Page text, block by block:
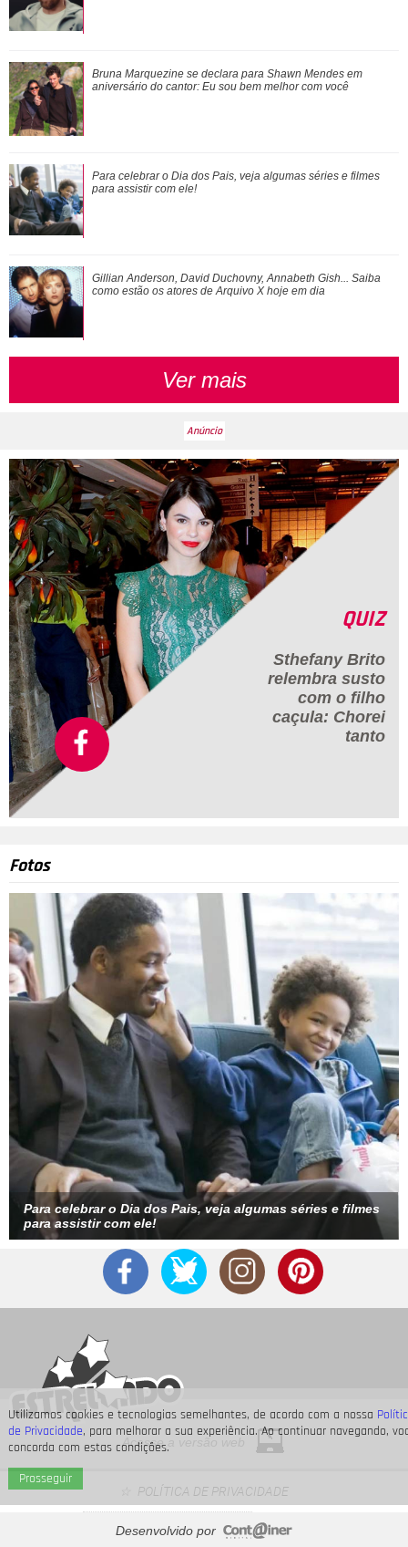
Utilizamos cookies e tecnologias semelhantes, de acordo com a nossa
de Privacidade, para melhorar a sua experiência. Ao continuar navegando,
concorda com estas condições.
Prosseguir
Para celebrar o Dia dos Pais, veja algumas séries e filmes
para assistir com ele!
Ariana Grande faz desabafo em show sobre decisão de
pausar a carreira: Não foi uma reação...
Herança, cinebiografia, relatos de familiares... Relembre as
polêmicas póstumas de Whitney...
Bruna Marquezine se declara para Shawn Mendes em
aniversário do cantor: Eu sou bem melhor com você
Para celebrar o Dia dos Pais, veja algumas séries e filmes
para assistir com ele!
Gillian Anderson, David Duchovny, Annabeth Gish... Saiba
como estão os atores deArquivo X hoje em dia
Ver mais
QUIZ
Sthefany Brito
relembra susto
com o filho
caçula: Chorei
tanto
Fotos
Para celebrar o Dia dos Pais, veja algumas séries e filmes
para assistir com ele!
Acesse a versão web
POLÍTICA DE PRIVACIDADE
Desenvolvido por